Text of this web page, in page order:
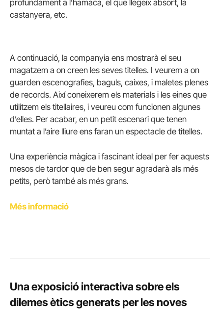
profundament a l’hamaca, el que llegeix absort, la
castanyera, etc.
A continuació, la companyia ens mostrarà el seu
magatzem a on creen les seves titelles. I veurem a on
guarden escenografies, baguls, caixes, i maletes plenes
de records. Així coneixerem els materials i les eines que
utilitzem els titellaires, i veureu com funcionen algunes
d’elles. Per acabar, en un petit escenari que tenen
muntat a l’aire lliure ens faran un espectacle de titelles.
Una experiència màgica i fascinant ideal per fer aquests
mesos de tardor que de ben segur agradarà als més
petits, però també als més grans.
Més informació
Una exposició interactiva sobre els
dilemes ètics generats per les noves